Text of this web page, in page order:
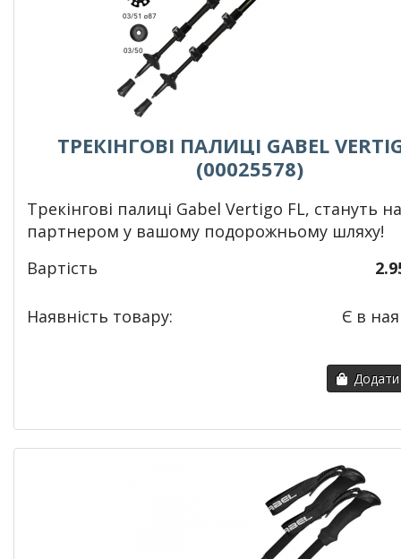
ТРЕКІНГОВІ ПАЛИЦІ GABEL
(00025578)
Трекінгові палиці Gabel Vertigo FL, стануть
партнером у вашому подорожньому шляху!
Вартість
Наявність товару: Є в